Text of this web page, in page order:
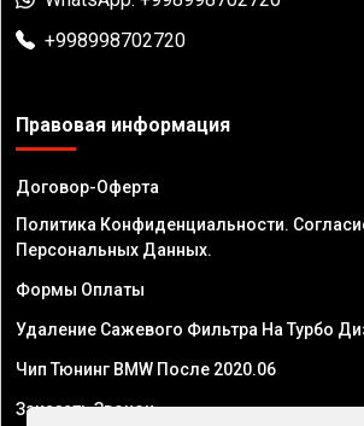
+998998702720
Правовая информация
Договор-Оферта
Политика Конфиденциальности.
Персональных Данных.
Формы Оплаты
Удаление Сажевого Фильтра На Турбо
Чип Тюнинг BMW После 2020.06
Заказать Звонок